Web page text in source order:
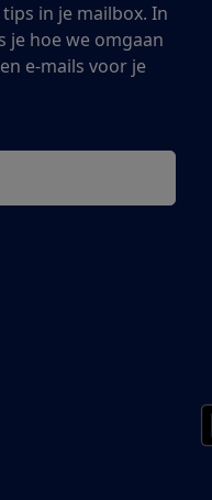
in je mailbox. In
je hoe we omgaan
e-mails voor je